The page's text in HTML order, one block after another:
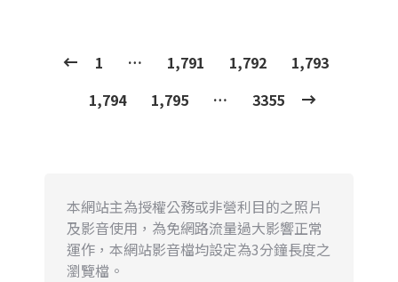
1 … 1,791 1,792
1,793
1,794
1,795 … 3355
本網站主為授權公務或非營利目的之照片
及影音使用，為免網路流量過大影響正常
運作，本網站影音檔均設定為3分鐘長度之
瀏覽檔。